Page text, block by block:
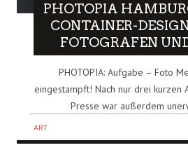
PHOTOPIA
CONTAINER-
FOTOGRAFEN
PHOTOPIA: Aufgabe – Foto
eingestampft! Nach nur drei kurzen
Presse war außerdem
ART